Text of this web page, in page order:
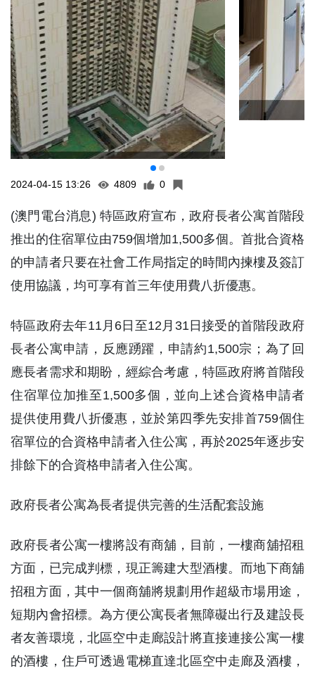
(澳門電台消息) 特區政府宣布，政府長者公寓首階段
推出的住宿單位由759個增加1,500多個。首批合資格
的申請者只要在社會工作局指定的時間內揀樓及簽訂
特區政府去年11月6日至12月31日接受的首階段政府
長者公寓申請，反應踴躍，申請約1,500宗；為了回
應長者需求和期盼，經綜合考慮，特區政府將首階段
住宿單位加推至1,500多個，並向上述合資格申請者
提供使用費八折優惠，並於第四季先安排首759個住
宿單位的合資格申請者入住公寓，再於2025年逐步安
政府長者公寓一樓將設有商舖，目前，一樓商舖招租
方面，已完成判標，現正籌建大型酒樓。而地下商舖
招租方面，其中一個商舖將規劃用作超級市場用途，
短期內會招標。為方便公寓長者無障礙出行及建設長
者友善環境，北區空中走廊設計將直接連接公寓一樓